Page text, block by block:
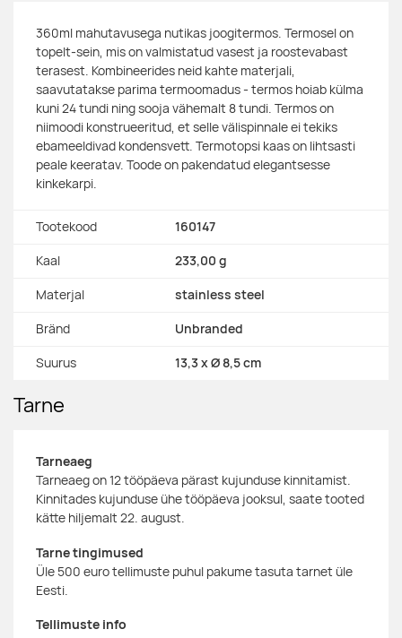
360ml mahutavusega nutikas joogitermos. Termosel on
topelt-sein, mis on valmistatud vasest ja roostevabast
terasest. Kombineerides neid kahte materjali,
saavutatakse parima termoomadus - termos hoiab külma
kuni 24 tundi ning sooja vähemalt 8 tundi. Termos on
niimoodi konstrueeritud, et selle välispinnale ei tekiks
ebameeldivad kondensvett. Termotopsi kaas on lihtsasti
peale keeratav. Toode on pakendatud elegantsesse
kinkekarpi.
Tootekood 160147
Kaal 233,00 g
Materjal stainless steel
Bränd Unbranded
Suurus 13,3 x Ø 8,5 cm
Tarne
Tarneaeg
Tarneaeg on 12 tööpäeva pärast kujunduse kinnitamist.
Kinnitades kujunduse ühe tööpäeva jooksul, saate tooted
kätte hiljemalt 22. august.
Tarne tingimused
Üle 500 euro tellimuste puhul pakume tasuta tarnet üle
Eesti.
Tellimuste info